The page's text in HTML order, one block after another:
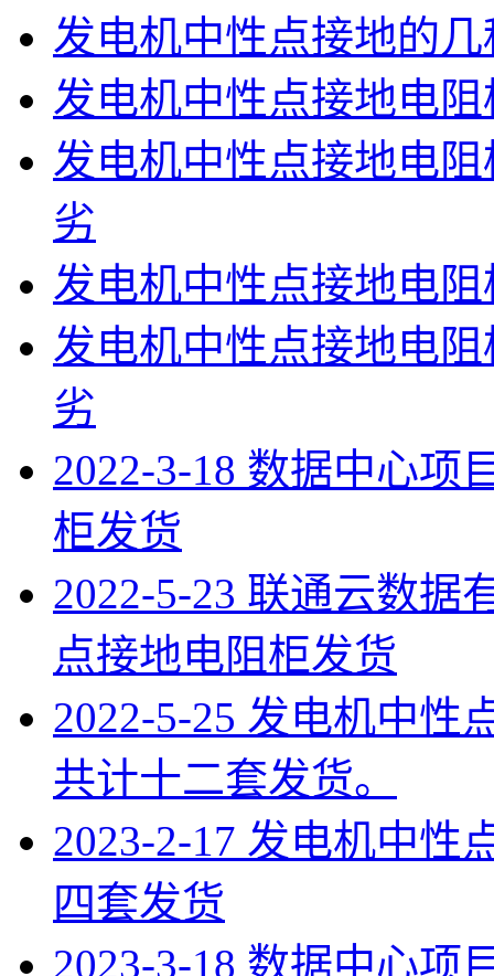
发电机中性点接地的
发电机中性点接地电
发电机中性点接地电
劣
发电机中性点接地电
发电机中性点接地电
劣
2022-3-18 数据中心项
柜发货
2022-5-23 联通云数据
点接地电阻柜发货
2022-5-25 发电机中性
共计十二套发货。
2023-2-17 发电机中性
四套发货
2023-3-18 数据中心项